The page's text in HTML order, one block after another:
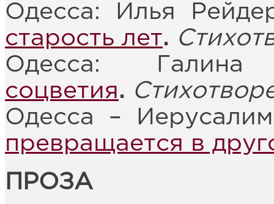
Одесса: Илья
старость лет.
Одесса:
соцветия.
Одесса –
превращается в
ПРОЗА